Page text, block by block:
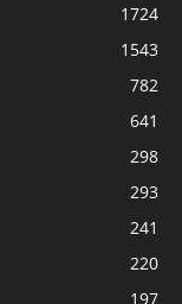
1724
1543
782
641
298
293
241
220
197